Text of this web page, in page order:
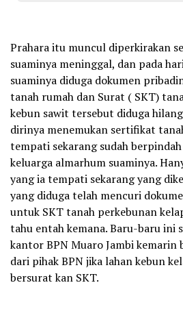
Prahara itu muncul diperkirakan
suaminya meninggal, dan pada
suaminya diduga dokumen
tanah rumah dan Surat ( SKT)
kebun sawit tersebut diduga
dirinya menemukan sertifikat
tempati sekarang sudah
keluarga almarhum suaminya.
yang ia tempati sekarang yang
yang diduga telah mencuri
untuk SKT tanah perkebunan
tahu entah kemana. Baru-baru ini
kantor BPN Muaro Jambi kemarin
dari pihak BPN jika lahan kebun
bersurat kan SKT.